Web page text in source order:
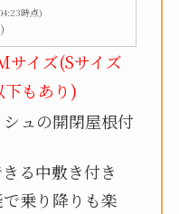
時点)
イズ(Sサイズ
もあり)
ュの開閉屋根付
る中敷き付き
乗り降りも楽